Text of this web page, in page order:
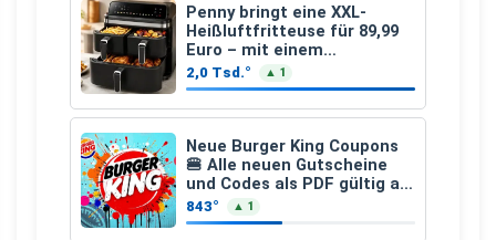
Penny bringt eine XXL-
Heißluftfritteuse für 89,99
Euro – mit einem
besonderen Vorteil
2,0 Tsd.° ▲ 1
Neue Burger King Coupons
🍔 Alle neuen Gutscheine
und Codes als PDF gültig ab
25.07.2026 bis 04.09.2026
843° ▲ 1